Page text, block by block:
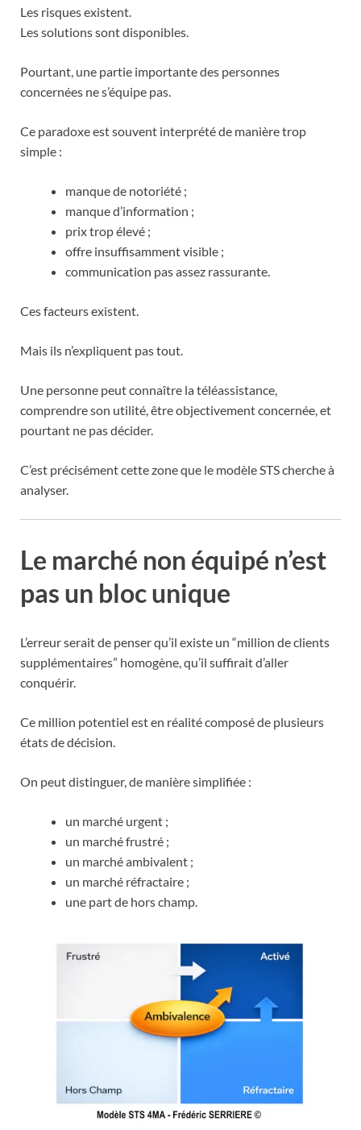
Les risques existent.
Les solutions sont disponibles.
Pourtant, une partie importante des personnes
concernées ne s’équipe pas.
Ce paradoxe est souvent interprété de manière trop
simple :
manque de notoriété ;
manque d’information ;
prix trop élevé ;
offre insuffisamment visible ;
communication pas assez rassurante.
Ces facteurs existent.
Mais ils n’expliquent pas tout.
Une personne peut connaître la téléassistance,
comprendre son utilité, être objectivement concernée, et
pourtant ne pas décider.
C’est précisément cette zone que le modèle STS cherche à
analyser.
Le marché non équipé n’est
pas un bloc unique
L’erreur serait de penser qu’il existe un “million de clients
supplémentaires” homogène, qu’il suffirait d’aller
conquérir.
Ce million potentiel est en réalité composé de plusieurs
états de décision.
On peut distinguer, de manière simplifiée :
un marché urgent ;
un marché frustré ;
un marché ambivalent ;
un marché réfractaire ;
une part de hors champ.